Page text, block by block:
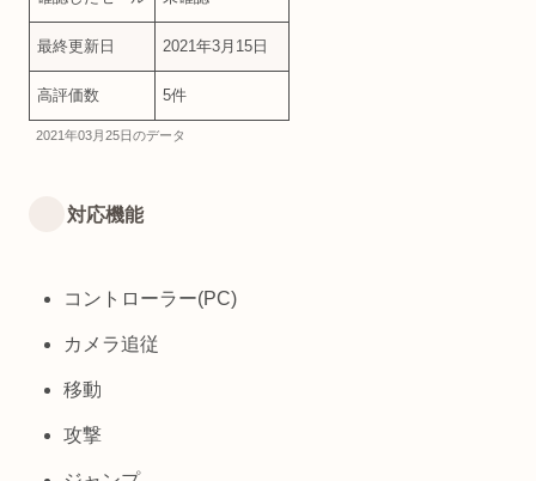
最終更新日 2021年3月15日
高評価数 5件
2021年03月25日のデータ
対応機能
コントローラー(PC)
カメラ追従
移動
攻撃